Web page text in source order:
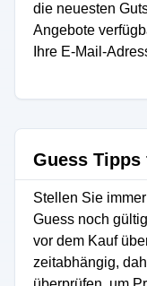
die neuesten
Angebote
Ihre E-Mail-
Guess Tipps
Stellen Sie
Guess noch
vor dem Kauf
zeitabhängig,